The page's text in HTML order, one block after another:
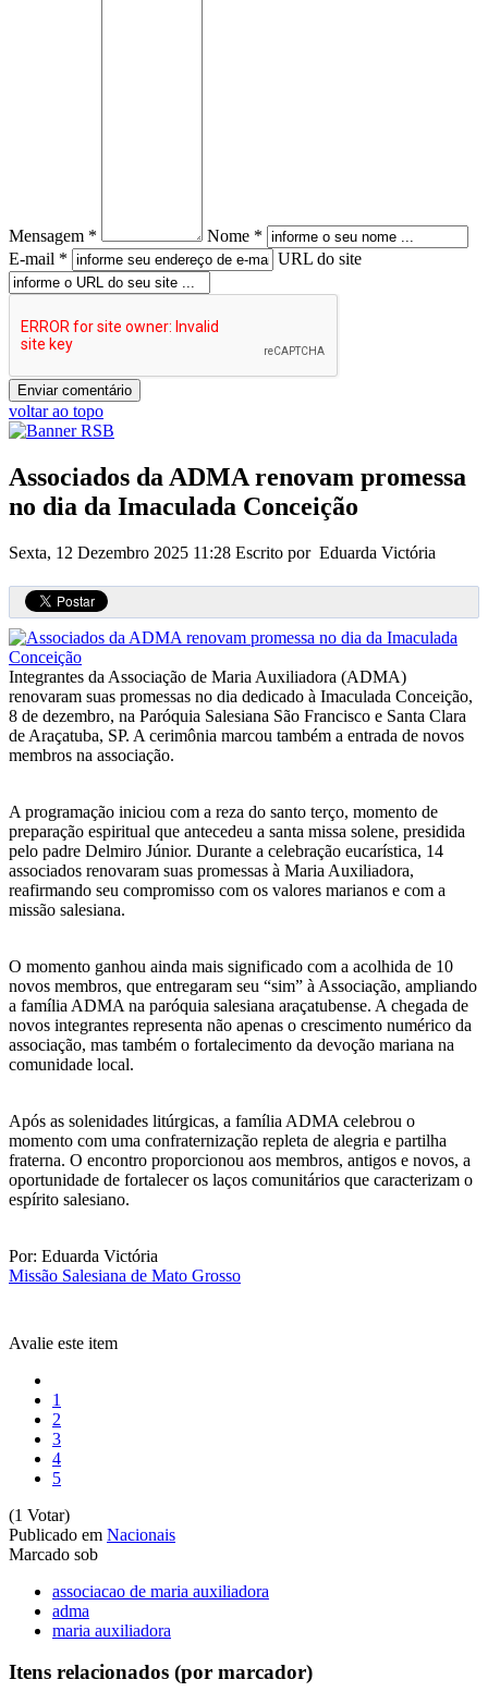
Mensagem *
Nome *
E-mail *
URL do site
voltar ao topo
Associados da ADMA renovam promessa
no dia da Imaculada Conceição
Sexta, 12 Dezembro 2025 11:28 Escrito por Eduarda Victória
Integrantes da Associação de Maria Auxiliadora (ADMA)
renovaram suas promessas no dia dedicado à Imaculada Conceição,
8 de dezembro, na Paróquia Salesiana São Francisco e Santa Clara
de Araçatuba, SP. A cerimônia marcou também a entrada de novos
membros na associação.
A programação iniciou com a reza do santo terço, momento de
preparação espiritual que antecedeu a santa missa solene, presidida
pelo padre Delmiro Júnior. Durante a celebração eucarística, 14
associados renovaram suas promessas à Maria Auxiliadora,
reafirmando seu compromisso com os valores marianos e com a
missão salesiana.
O momento ganhou ainda mais significado com a acolhida de 10
novos membros, que entregaram seu “sim” à Associação, ampliando
a família ADMA na paróquia salesiana araçatubense. A chegada de
novos integrantes representa não apenas o crescimento numérico da
associação, mas também o fortalecimento da devoção mariana na
comunidade local.
Após as solenidades litúrgicas, a família ADMA celebrou o
momento com uma confraternização repleta de alegria e partilha
fraterna. O encontro proporcionou aos membros, antigos e novos, a
oportunidade de fortalecer os laços comunitários que caracterizam o
espírito salesiano.
Por: Eduarda Victória
Missão Salesiana de Mato Grosso
Avalie este item
1
2
3
4
5
(1 Votar)
Publicado em Nacionais
Marcado sob
associacao de maria auxiliadora
adma
maria auxiliadora
Itens relacionados (por marcador)